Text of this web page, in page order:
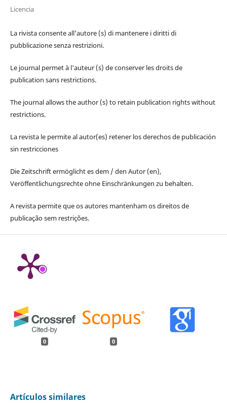
Licencia
La rivista consente all'autore (s) di mantenere i diritti di
pubblicazione senza restrizioni.
Le journal permet à l'auteur (s) de conserver les droits de
publication sans restrictions.
The journal allows the author (s) to retain publication rights without
restrictions.
La revista le permite al autor(es) retener los derechos de publicación
sin restricciones
Die Zeitschrift ermöglicht es dem / den Autor (en),
Veröffentlichungsrechte ohne Einschränkungen zu behalten.
A revista permite que os autores mantenham os direitos de
publicação sem restrições.
0 0
Artículos similares